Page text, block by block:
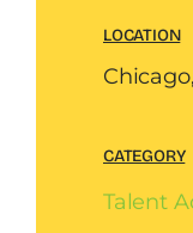
LOCATION
CATEGORY
Talent